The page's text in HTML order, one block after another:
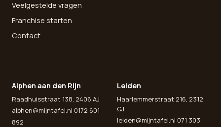
Veelgestelde vragen
Franchise starten
Contact
Alphen aan den Rijn
Raadhuisstraat 138, 2406 AJ
alphen@mijntafel.nl 0172 601
892
Leiden
Haarlemmerstraat 216, 2312
GJ
leiden@mijntafel.nl 071 303